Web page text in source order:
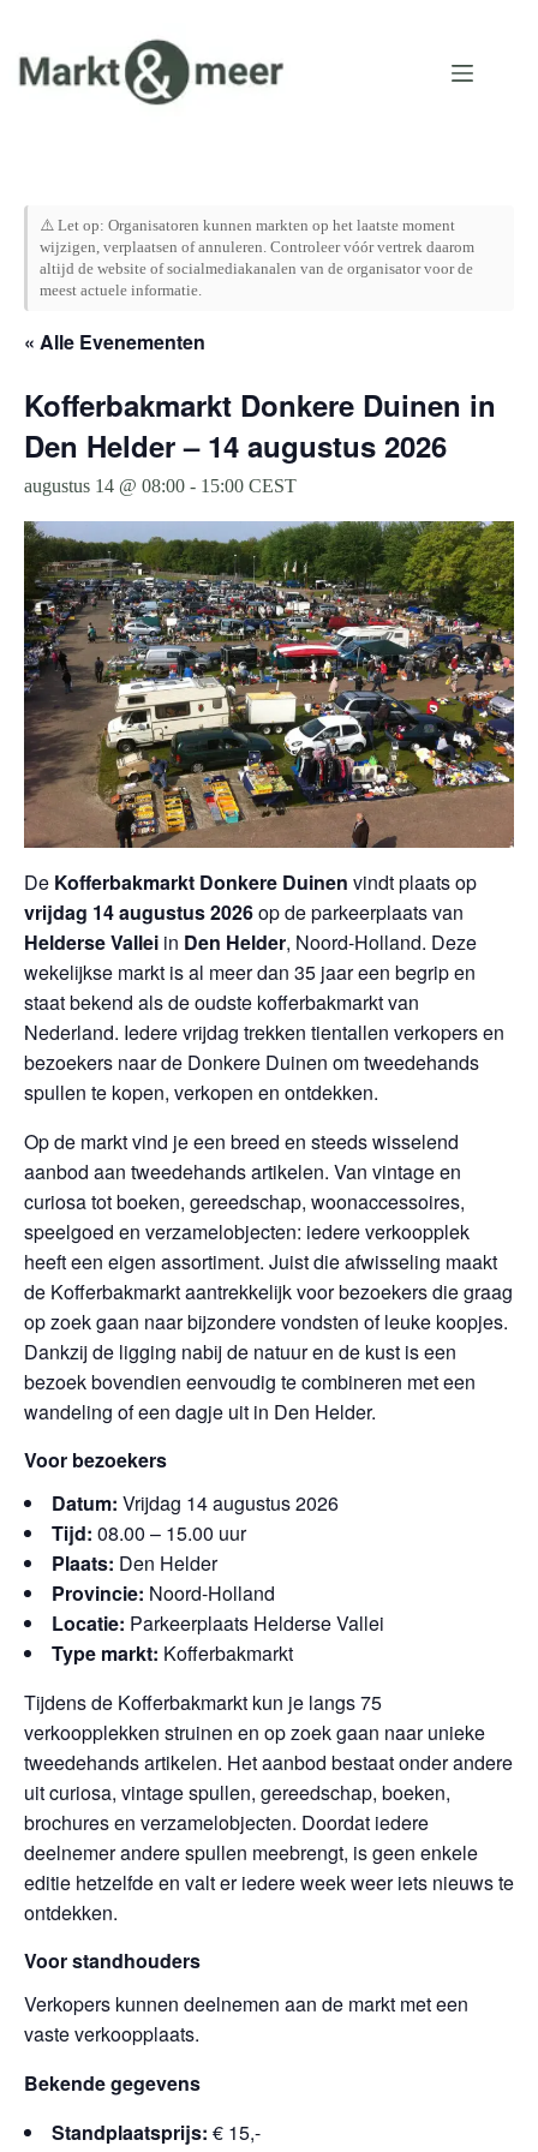
inhoud
⚠️ Let op: Organisatoren kunnen markten op het laatste moment
wijzigen, verplaatsen of annuleren. Controleer vóór vertrek daarom
altijd de website of socialmediakanalen van de organisator voor de
meest actuele informatie.
« Alle Evenementen
Kofferbakmarkt Donkere Duinen in
Den Helder – 14 augustus 2026
augustus 14 @ 08:00 - 15:00 CEST
De Kofferbakmarkt Donkere Duinen vindt plaats op
vrijdag 14 augustus 2026op de parkeerplaats van
Helderse Vallei in Den Helder, Noord-Holland. Deze
wekelijkse markt is al meer dan 35 jaar een begrip en
staat bekend als de oudste kofferbakmarkt van
Nederland. Iedere vrijdag trekken tientallen verkopers en
bezoekers naar de Donkere Duinen om tweedehands
spullen te kopen, verkopen en ontdekken.
Op de markt vind je een breed en steeds wisselend
aanbod aan tweedehands artikelen. Van vintage en
curiosa tot boeken, gereedschap, woonaccessoires,
speelgoed en verzamelobjecten: iedere verkoopplek
heeft een eigen assortiment. Juist die afwisseling maakt
de Kofferbakmarkt aantrekkelijk voor bezoekers die graag
op zoek gaan naar bijzondere vondsten of leuke koopjes.
Dankzij de ligging nabij de natuur en de kust is een
bezoek bovendien eenvoudig te combineren met een
wandeling of een dagje uit in Den Helder.
Voor bezoekers
Datum: Vrijdag 14 augustus 2026
Tijd: 08.00 – 15.00 uur
Plaats: Den Helder
Provincie: Noord-Holland
Locatie: Parkeerplaats Helderse Vallei
Type markt: Kofferbakmarkt
Tijdens de Kofferbakmarkt kun je langs 75
verkoopplekken struinen en op zoek gaan naar unieke
tweedehands artikelen. Het aanbod bestaat onder andere
uit curiosa, vintage spullen, gereedschap, boeken,
brochures en verzamelobjecten. Doordat iedere
deelnemer andere spullen meebrengt, is geen enkele
editie hetzelfde en valt er iedere week weer iets nieuws te
ontdekken.
Voor standhouders
Verkopers kunnen deelnemen aan de markt met een
vaste verkoopplaats.
Bekende gegevens
Standplaatsprijs: € 15,-